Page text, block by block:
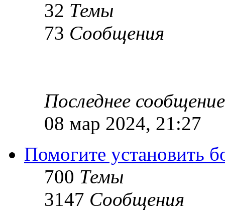
32 Темы
73 Сообщения
Последнее сообщение
08 мар 2024, 21:27
Помогите установить
700 Темы
3147 Сообщения